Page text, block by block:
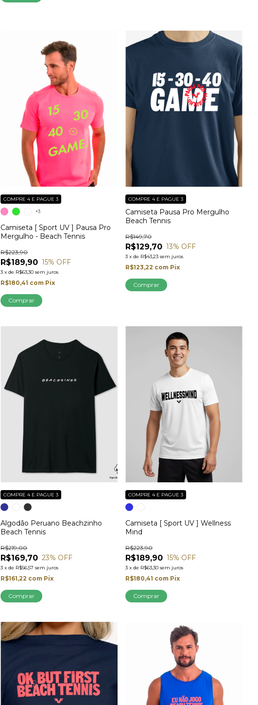
Camiseta [ Sport UV ] Pausa Pro
Mergulho - Beach Tennis
R$189,90
R$223,90
15% OFF
3 xde R$63,30 sem juros
COMPRE 4 E PAGUE 3
R$180,41 com Pix
+3
Comprar
Camiseta Pausa Pro Mergulho
Beach Tennis
R$129,70
R$149,70
13% OFF
3 xde R$43,23 sem juros
COMPRE 4 E PAGUE 3
R$123,22 com Pix
Comprar
Algodão Peruano Beachzinho
Beach Tennis
R$169,70
R$219,00
23% OFF
3 xde R$56,57 sem juros
COMPRE 4 E PAGUE 3
R$161,22 com Pix
Comprar
Camiseta [ Sport UV ] Wellness
Mind
R$189,90
R$223,90
15% OFF
3 xde R$63,30 sem juros
COMPRE 4 E PAGUE 3
R$180,41 com Pix
Comprar